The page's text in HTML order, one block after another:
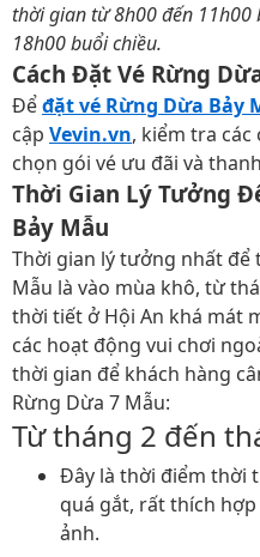
thời gian từ 8h00 đến 11h00
18h00 buổi chiều.
Cách Đặt Vé Rừng
Đểđặt vé Rừng Dừa Bảy
cập Vevin.vn, kiểm tra
chọn gói vé ưu đãi và
Thời Gian Lý Tưởng
Bảy Mẫu
Thời gian lý tưởng nhất để
Mẫu là vào mùa khô, từ
thời tiết ở Hội An khá mát
các hoạt động vui chơi
thời gian để khách hàng
Rừng Dừa 7 Mẫu:
Từ tháng 2 đến
Đây là thời điểm thời
quá gắt, rất thích
ảnh.